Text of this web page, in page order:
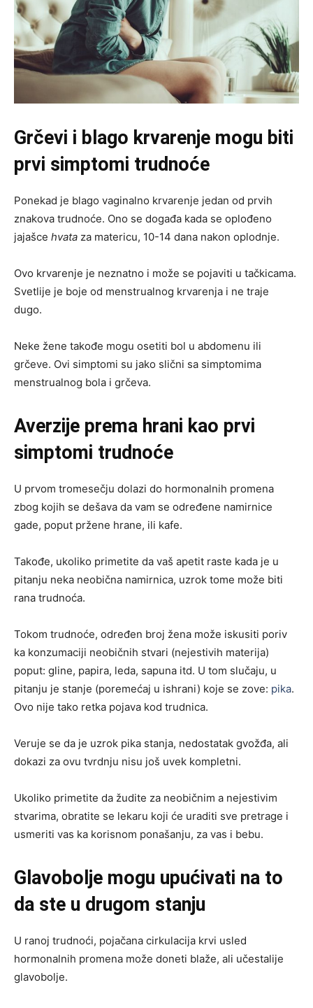
Grčevi i blago krvarenje mogu biti
prvi simptomi trudnoće
Ponekad je blago vaginalno krvarenje jedan od prvih
znakova trudnoće. Ono se događa kada se oplođeno
jajašce hvata za matericu, 10-14 dana nakon oplodnje.
Ovo krvarenje je neznatno i može se pojaviti u tačkicama.
Svetlije je boje od menstrualnog krvarenja i ne traje
dugo.
Neke žene takođe mogu osetiti bol u abdomenu ili
grčeve. Ovi simptomi su jako slični sa simptomima
menstrualnog bola i grčeva.
Averzije prema hrani kao prvi
simptomi trudnoće
U prvom tromesečju dolazi do hormonalnih promena
zbog kojih se dešava da vam se određene namirnice
gade, poput pržene hrane, ili kafe.
Takođe, ukoliko primetite da vaš apetit raste kada je u
pitanju neka neobična namirnica, uzrok tome može biti
rana trudnoća.
Tokom trudnoće, određen broj žena može iskusiti poriv
ka konzumaciji neobičnih stvari (nejestivih materija)
poput: gline, papira, leda, sapuna itd. U tom slučaju, u
pitanju je stanje (poremećaj u ishrani) koje se zove: pika.
Ovo nije tako retka pojava kod trudnica.
Veruje se da je uzrok pika stanja, nedostatak gvožđa, ali
dokazi za ovu tvrdnju nisu još uvek kompletni.
Ukoliko primetite da žudite za neobičnim a nejestivim
stvarima, obratite se lekaru koji će uraditi sve pretrage i
usmeriti vas ka korisnom ponašanju, za vas i bebu.
Glavobolje mogu upućivati na to
da ste u drugom stanju
U ranoj trudnoći, pojačana cirkulacija krvi usled
hormonalnih promena može doneti blaže, ali učestalije
glavobolje.